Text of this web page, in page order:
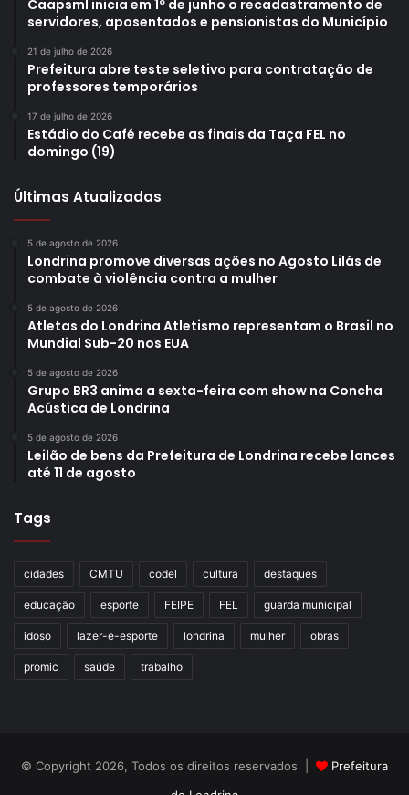
Caapsml inicia em 1º de junho o recadastramento de
servidores, aposentados e pensionistas do Município
21 de julho de 2026
Prefeitura abre teste seletivo para contratação de
professores temporários
17 de julho de 2026
Estádio do Café recebe as finais da Taça FEL no
domingo (19)
Últimas Atualizadas
5 de agosto de 2026
Londrina promove diversas ações no Agosto Lilás de
combate à violência contra a mulher
5 de agosto de 2026
Atletas do Londrina Atletismo representam o Brasil no
Mundial Sub-20 nos EUA
5 de agosto de 2026
Grupo BR3 anima a sexta-feira com show na Concha
Acústica de Londrina
5 de agosto de 2026
Leilão de bens da Prefeitura de Londrina recebe lances
até 11 de agosto
Tags
cidades CMTU codel cultura destaques
educação esporte FEIPE FEL guarda municipal
idoso lazer-e-esporte londrina mulher obras
promic saúde trabalho
© Copyright 2026, Todos os direitos reservados |
Prefeitura